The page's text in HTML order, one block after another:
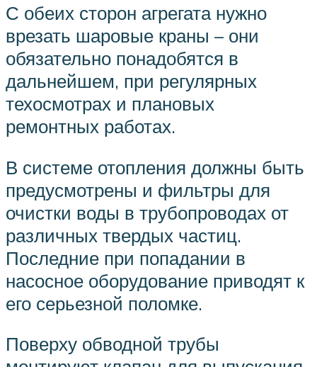
С обеих сторон агрегата нужно
врезать шаровые краны – они
обязательно понадобятся в
дальнейшем, при регулярных
техосмотрах и плановых
ремонтных работах.
В системе отопления должны быть
предусмотрены и фильтры для
очистки воды в трубопроводах от
различных твердых частиц.
Последние при попадании в
насосное оборудование приводят к
его серьезной поломке.
Поверху обводной трубы